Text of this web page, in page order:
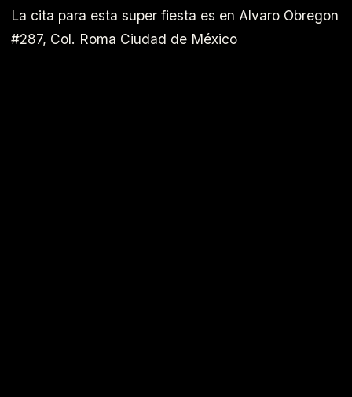
La cita para esta super fiesta es en Alvaro Obregon
#287, Col. Roma Ciudad de México